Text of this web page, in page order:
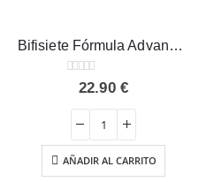
Bifisiete Fórmula Advance Tongil 200 g
out of 5
22.90 €
AÑADIR AL CARRITO